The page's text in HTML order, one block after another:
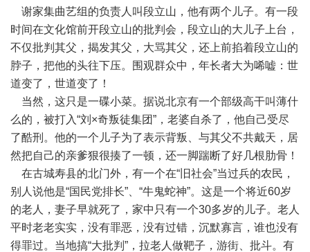
谢家集曲艺组的负责人叫段立山，他有两个儿子。有一段
时间在文化馆前开段立山的批判会，段立山的大儿子上台，
不仅批判其父，揭发其父，大骂其父，还上前掐着段立山的
脖子，把他的头往下压。围观群众中，年长者大为唏嘘：世
道变了，世道变了！
当然，这只是一碟小菜。据说北京有一个部级高干叫薄什
么的，被打入“刘×奇叛徒集团”，老婆自杀了，他自己受尽
了酷刑。他的一个儿子为了表示背叛、与其父不共戴天，居
然把自己的亲爹狠很揍了一顿，还一脚踹断了好几根肋骨！
在古城寿县的北门外，有一个在“旧社会”当过兵的农民，
别人说他是“国民党排长”、“牛鬼蛇神”。这是一个将近60岁
的老人，妻子早就死了，家中只有一个30多岁的儿子。老人
平时老老实实，没有罪恶，没有过错，沉默寡言，谁也没有
得罪过。当地搞“大批判”，拉老人做靶子，游街、批斗。有